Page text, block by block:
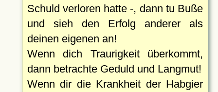
Schuld verloren hatte -, dann tu Buße
und sieh den Erfolg anderer als
deinen eigenen an!
Wenn dich Traurigkeit überkommt,
dann betrachte Geduld und Langmut!
Wenn dir die Krankheit der Habgier